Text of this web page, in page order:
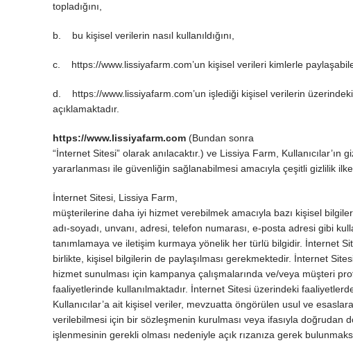
topladığını,
b. bu kişisel verilerin nasıl kullanıldığını,
c. https://www.lissiyafarm.com’un kişisel verileri kimlerle
d. https://www.lissiyafarm.com’un işlediği kişisel verilerin üzerindeki
açıklamaktadır.
https://www.lissiyafarm.com (Bundan sonra
“İnternet Sitesi” olarak anılacaktır.) ve Lissiya Farm,
yararlanması ile güvenliğin sağlanabilmesi amacıyla çeşitli gizlilik
İnternet Sitesi, Lissiya Farm,
müşterilerine daha iyi hizmet verebilmek amacıyla bazı kişisel
adı-soyadı, unvanı, adresi, telefon numarası, e-posta adresi gibi
tanımlamaya ve iletişim kurmaya yönelik her türlü bilgidir. İnternet
birlikte, kişisel bilgilerin de paylaşılması gerekmektedir. İnternet
hizmet sunulması için kampanya çalışmalarında ve/veya müşteri
faaliyetlerinde kullanılmaktadır. İnternet Sitesi üzerindeki
Kullanıcılar’a ait kişisel veriler, mevzuatta öngörülen usul ve
verilebilmesi için bir sözleşmenin kurulması veya ifasıyla doğrudan
işlenmesinin gerekli olması nedeniyle açık rızanıza gerek